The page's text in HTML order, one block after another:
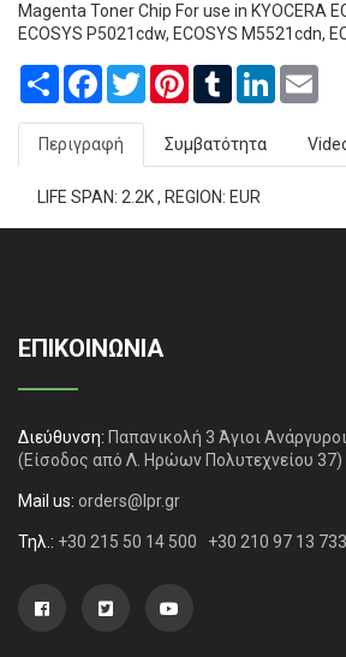
Magenta Toner Chip For use in KYOCERA
ECOSYS P5021cdw, ECOSYS M5521cdn,
Share Facebook
TwitterPinterestTumblrLinkedIn
Περιγραφή Συμβατότητα
LIFE SPAN: 2.2K , REGION: EUR
ΕΠΙΚΟΙΝΩΝΙΑ
Διεύθυνση: Παπανικολή 3 Άγιοι
(Είσοδος από Λ. Ηρώων Πολυτεχνείου 37)
Mail us: orders@lpr.gr
Τηλ.: +30 215 50 14 500 +30 210 97 13 733